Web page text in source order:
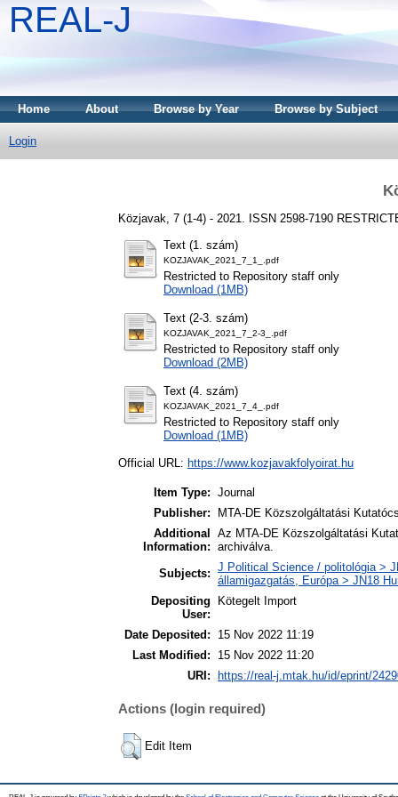
REAL-J
Home About Browse by Year Browse by Subject
Login
Közjavak, 7 (1-4) - 2021. ISSN 2598-7190
Text (1. szám)
KOZJAVAK_2021_7_1_.pdf
Restricted to Repository staff only
Download (1MB)
Text (2-3. szám)
KOZJAVAK_2021_7_2-3_.pdf
Restricted to Repository staff only
Download (2MB)
Text (4. szám)
KOZJAVAK_2021_7_4_.pdf
Restricted to Repository staff only
Download (1MB)
Official URL: https://www.kozjavakfolyoirat.hu
Item Type: Journal
Publisher:
MTA-DE Közszolgáltatási
Additional
Information:
Az MTA-DE Közszolgáltatási
archiválva.
Subjects: J Political Science / politológia >
államigazgatás, Európa > JN18
Depositing
User:
Kötegelt Import
Date Deposited:
15 Nov 2022 11:19
Last Modified:
15 Nov 2022 11:20
URI:
https://real-j.mtak.hu/id/eprint/
Actions (login required)
Edit Item